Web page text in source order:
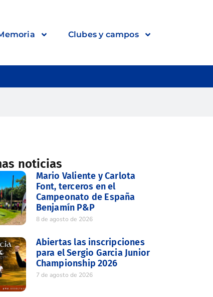
Clubes y campos
noticias
Mario Valiente y Carlota
Font, terceros en el
Campeonato de España
Benjamín P&P
8 de agosto de 2026
Abiertas las inscripciones
para el Sergio Garcia Junior
Championship 2026
7 de agosto de 2026